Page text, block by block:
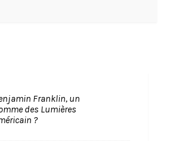
Franklin, un
des Lumières
?